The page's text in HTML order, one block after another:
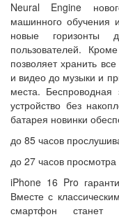
Neural Engine
машинного обучения
новые горизонты
пользователей.
позволяет хранить
и видео до музыки и
места. Беспроводная
устройство без
батарея новинки
до 85 часов
до 27 часов просмотра
iPhone 16 Pro
Вместе с
смартфон